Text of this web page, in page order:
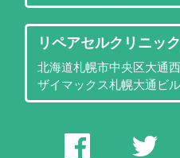
リペアセルクリニッ
北海道札幌市中央区大通
ザイマックス札幌大通ビ